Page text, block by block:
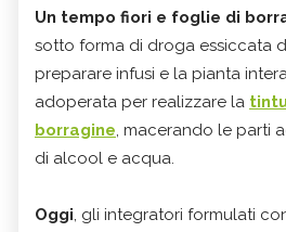
Un tempo fiori e foglie di
sotto forma di droga essiccata
preparare infusi e la pianta
adoperata per realizzare la
borragine, macerando le parti
di alcool e acqua.
Oggi, gli integratori formulati